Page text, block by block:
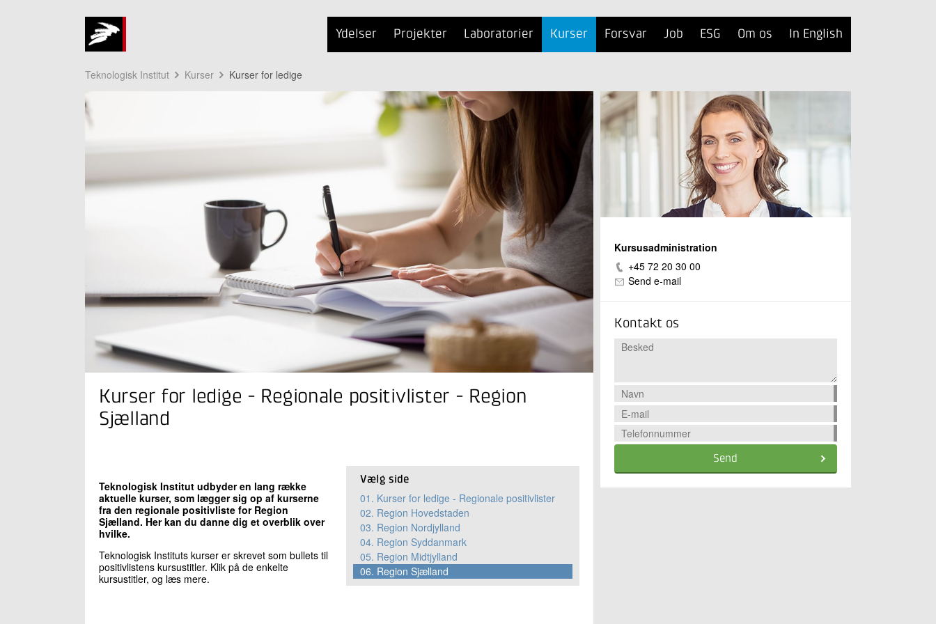
Ydelser Projekter Laboratorier Kurser Forsvar Job ESG Om os In English
Teknologisk Institut Kurser Kurser for ledige
Kurser for ledige - Regionale positivlister - Region
Sjælland
Vælg side
01. Kurser for ledige - Regionale positivlister
02. Region Hovedstaden
03. Region Nordjylland
04. Region Syddanmark
05. Region Midtjylland
06. Region Sjælland
Teknologisk Institut udbyder en lang række
aktuelle kurser, som lægger sig op af kurserne
fra den regionale positivliste for Region
Sjælland. Her kan du danne dig et overblik over
hvilke.
Teknologisk Instituts kurser er skrevet som bullets til
positivlistens kursustitler. Klik på de enkelte
kursustitler, og læs mere.
Kursusadministration
+45 72 20 30 00
Send e-mail
Kontakt os
Send